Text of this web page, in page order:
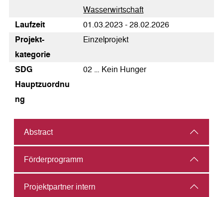
Wasserwirtschaft
Laufzeit
01.03.2023 - 28.02.2026
Pro­jekt­
kategorie
Einzelprojekt
SDG
Hauptzuordnu
ng
02 … Kein Hunger
Abstract
Förderprogramm
Projektpartner intern